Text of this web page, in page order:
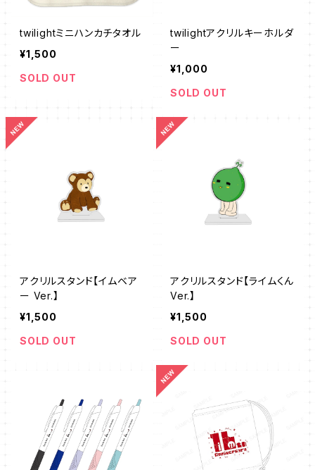
twilightミニハンカチタオル
¥1,500
SOLD OUT
twilightアクリルキーホルダ
ー
¥1,000
SOLD OUT
アクリルスタンド【イムベア
ー Ver.】
¥1,500
SOLD OUT
アクリルスタンド【ライムくん
Ver.】
¥1,500
SOLD OUT